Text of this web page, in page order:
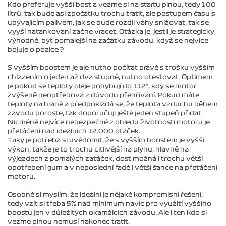
Kdo preferuje vyšší bost a vezme si na startu plnou, tedy 100
litrů, tak bude asi zpočátku trochu tratit, ale postupem času s
ubývajícím palivem, jak se bude rozdíl váhy snižovat, tak se
vyyší natankovaní začne vracet. Otázka je, jestli je strategicky
výhodné, být pomalejší na začátku závodu, když se nejvíce
bojuje o pozice ?
S vyšším boostem je ale nutno počítat právě s trošku vyšším
chlazením o jeden až dva stupně, nutno otestovat. Optimem
je pokud se teploty oleje pohybují do 112°, kdy se motor
zvýšeně neoptřebová z důvodu přehřívání. Pokud máte
teploty na hraně a předpokládá se, že teplota vzduchu během
závodu poroste, tak doporučuji ještě jeden stupeň přidat.
Nicméně nejvíce nebezpečné z ohledu životnosti motoru je
přetáčení nad ideálních 12.000 otáček.
Taky je potřeba si uvědomit, že s vyšším boostem je vyšší
výkon, takže je to trochu citlivější na plynu, hlavně na
výjezdech z pomalých zatáček, dost možná i trochu větší
opotřebení gum a v neposlední řadě i větší šance na přetáčení
motoru.
Osobně si myslím, že ideální je nějaké kompromisní řešení,
tedy vzít si třeba 5% nad minimum navíc pro využití vyššího
boostu jen v důležitých okamžicích závodu. Ale i ten kdo si
vezme plnou nemusí nakonec tratit.